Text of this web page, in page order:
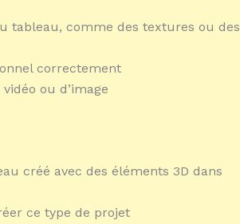
tableau, comme des textures ou des
correctement
ou d’image
créé avec des éléments 3D dans
ce type de projet